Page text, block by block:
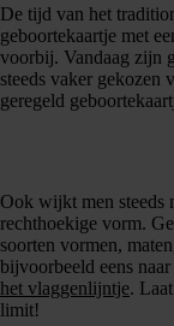
De tijd van het
geboortekaartje met
voorbij. Vandaag zijn
steeds vaker gekozen
geregeld
Ook wijkt men steeds
rechthoekige vorm.
soorten vormen,
bijvoorbeeld eens
het vlaggenlijntje.
limit!